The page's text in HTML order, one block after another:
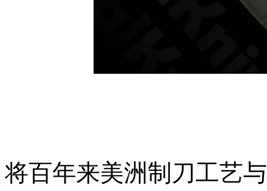
将百年来美洲制刀工艺